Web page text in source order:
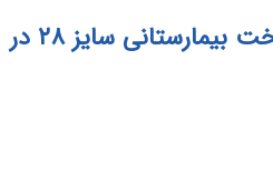
مشخصات فنی سینی تخت بیمارستانی سایز ۲۸ در